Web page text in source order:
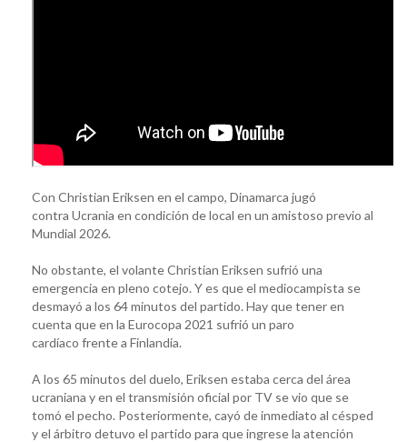
Con Christian Eriksen en el campo, Dinamarca jugó
contra Ucrania en condición de local en un amistoso previo al
Mundial 2026.
No obstante, el volante Christian Eriksen sufrió una
emergencia en pleno cotejo. Y es que el mediocampista se
desmayó a los 64 minutos del partido. Hay que tener en
cuenta que en la Eurocopa 2021 sufrió un paro
cardíaco frente a Finlandia.
A los 65 minutos del duelo, Eriksen estaba cerca del área
ucraniana y en el transmisión oficial por TV se vio que se
tomó el pecho. Posteriormente, cayó de inmediato al césped
y el árbitro detuvo el partido para que ingrese la atención